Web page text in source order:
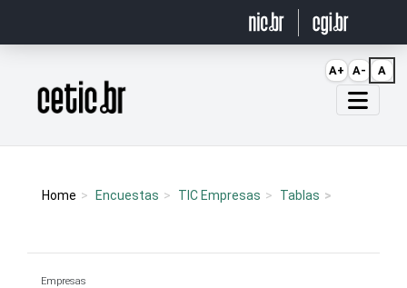
Página inicial
Home Encuestas TIC Empresas Tablas
Empresas
A+ A- A